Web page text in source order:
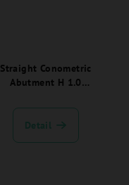
Straight Conometric
Abutment H 1.0
EVCP10C:
Detail